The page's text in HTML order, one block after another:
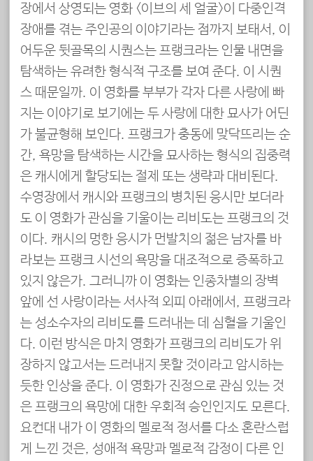
장에서 상영되는 영화 <이브의 세 얼굴>이 다중인격
장애를 겪는 주인공의 이야기라는 점까지 보태서, 이
어두운 뒷골목의 시퀀스는 프랭크라는 인물 내면을
탐색하는 유려한 형식적 구조를 보여 준다. 이 시퀀
스 때문일까. 이 영화를 부부가 각자 다른 사랑에 빠
지는 이야기로 보기에는 두 사랑에 대한 묘사가 어딘
가 불균형해 보인다. 프랭크가 충동에 맞닥뜨리는 순
간, 욕망을 탐색하는 시간을 묘사하는 형식의 집중력
은 캐시에게 할당되는 절제 또는 생략과 대비된다.
수영장에서 캐시와 프랭크의 병치된 응시만 보더라
도 이 영화가 관심을 기울이는 리비도는 프랭크의 것
이다. 캐시의 멍한 응시가 먼발치의 젊은 남자를 바
라보는 프랭크 시선의 욕망을 대조적으로 증폭하고
있지 않은가. 그러니까 이 영화는 인종차별의 장벽
앞에 선 사랑이라는 서사적 외피 아래에서, 프랭크라
는 성소수자의 리비도를 드러내는 데 심혈을 기울인
다. 이런 방식은 마치 영화가 프랭크의 리비도가 위
장하지 않고서는 드러내지 못할 것이라고 암시하는
듯한 인상을 준다. 이 영화가 진정으로 관심 있는 것
은 프랭크의 욕망에 대한 우회적 승인인지도 모른다.
요컨대 내가 이 영화의 멜로적 정서를 다소 혼란스럽
게 느낀 것은, 성애적 욕망과 멜로적 감정이 다른 인